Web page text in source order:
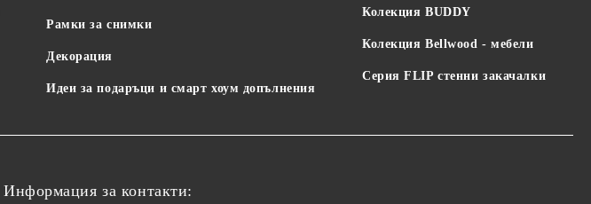
Рамки за снимки
Декорация
Идеи за подаръци и смарт хоум допълнения
Колекция BUDDY
Колекция Bellwood - мебели
Серия FLIP стенни закачалки
Информация за контакти: